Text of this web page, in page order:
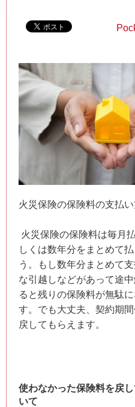
火災保険の保険料の支払
火災保険の保険料は毎月
しくは数年分をまとめて
う。もし数年分まとめて
な引越しなどがあって途
ると残りの保険料が無駄
す。でも大丈夫、契約期
戻してもらえます。
使わなかった保険料を戻
いて